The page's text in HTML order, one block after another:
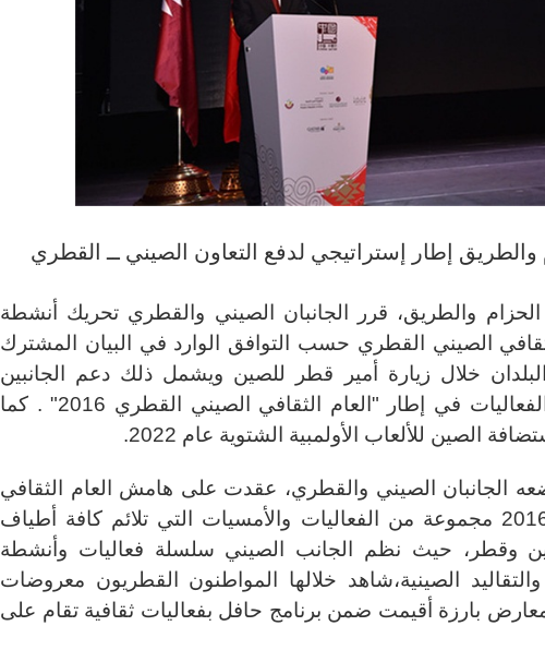
والطريق إطار إستراتيجي لدفع التعاون الصيني ــ القطري
الحزام والطريق، قرر الجانبان الصيني والقطري تحريك أنشطة
الصيني القطري حسب التوافق الوارد في البيان المشترك
خلال زيارة أمير قطر للصين ويشمل ذلك دعم الجانبين
لإقامة الأنشطة والفعاليات في إطار "العام الثقافي الصيني القطري 2016" . كما
الصين للألعاب الأولمبية الشتوية عام 2022.
الجانبان الصيني والقطري، عقدت على هامش العام الثقافي
الصيني القطري 2016 مجموعة من الفعاليات والأمسيات التي تلائم كافة أطياف
وقطر، حيث نظم الجانب الصيني سلسلة فعاليات وأنشطة
الصينية،شاهد خلالها المواطنون القطريون معروضات
بارزة أقيمت ضمن برنامج حافل بفعاليات ثقافية تقام على